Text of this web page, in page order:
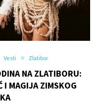
Vesti Zlatibor
NA ZLATIBORU:
I MAGIJA ZIMSKOG